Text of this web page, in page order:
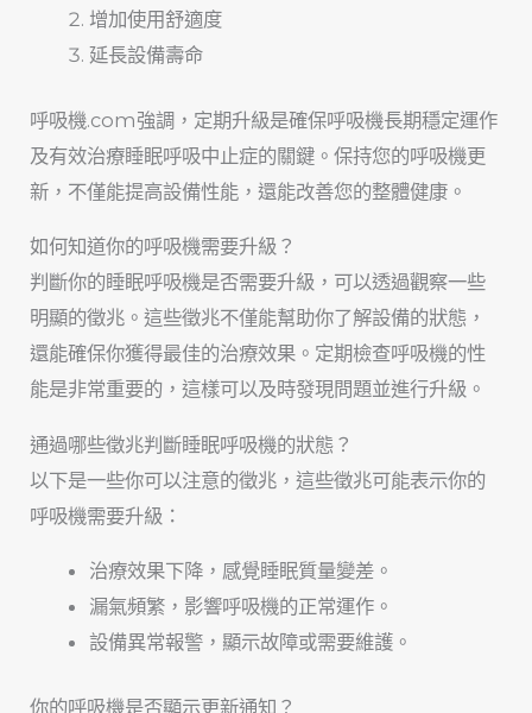
增加使用舒適度
延長設備壽命
呼吸機.com強調，定期升級是確保呼吸機長期穩定運作
及有效治療睡眠呼吸中止症的關鍵。保持您的呼吸機更
新，不僅能提高設備性能，還能改善您的整體健康。
如何知道你的呼吸機需要升級？
判斷你的睡眠呼吸機是否需要升級，可以透過觀察一些
明顯的徵兆。這些徵兆不僅能幫助你了解設備的狀態，
還能確保你獲得最佳的治療效果。定期檢查呼吸機的性
能是非常重要的，這樣可以及時發現問題並進行升級。
通過哪些徵兆判斷睡眠呼吸機的狀態？
以下是一些你可以注意的徵兆，這些徵兆可能表示你的
呼吸機需要升級：
治療效果下降，感覺睡眠質量變差。
漏氣頻繁，影響呼吸機的正常運作。
設備異常報警，顯示故障或需要維護。
你的呼吸機是否顯示更新通知？